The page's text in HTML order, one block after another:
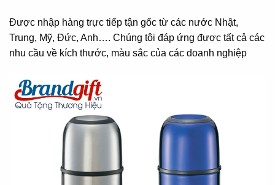
Được nhập hàng trực tiếp tận gốc từ các nước Nhật,
Trung, Mỹ, Đức, Anh…. Chúng tôi đáp ứng được tất cả các
nhu cầu về kích thước, màu sắc của các doanh nghiệp